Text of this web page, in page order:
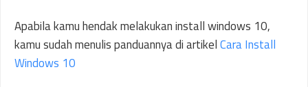
Apabila kamu hendak melakukan install windows 10,
kamu sudah menulis panduannya di artikelCara Install
Windows 10